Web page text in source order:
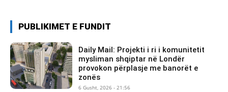
PUBLIKIMET E FUNDIT
Daily Mail: Projekti i ri i komunitetit
mysliman shqiptar në Londër
provokon përplasje me banorët e
zonës
6 Gusht, 2026 - 21:56